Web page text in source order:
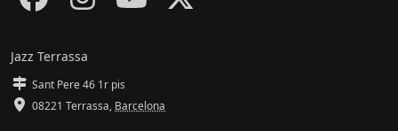
Jazz Terrassa
Sant Pere 46 1r pis
08221 Terrassa, Barcelona